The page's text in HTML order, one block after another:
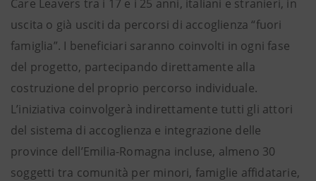
Care Leavers tra i 17 e i 25 anni, italiani e stranieri, in
uscita o già usciti da percorsi di accoglienza “fuori
famiglia”. I beneficiari saranno coinvolti in ogni fase
del progetto, partecipando direttamente alla
costruzione del proprio percorso individuale.
L’iniziativa coinvolgerà indirettamente tutti gli attori
del sistema di accoglienza e integrazione delle
province dell’Emilia-Romagna incluse, almeno 30
soggetti tra comunità per minori, famiglie affidatarie,